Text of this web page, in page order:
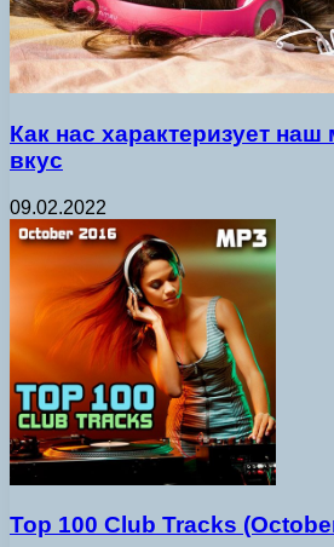
Как нас характеризует
вкус
09.02.2022
Top 100 Club Tracks